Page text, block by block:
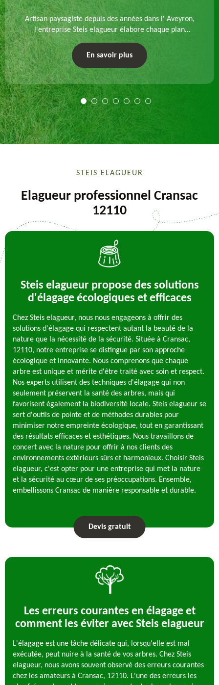
Artisan paysagiste depuis des années dans l' Aveyron,
l'entreprise Steis elagueur élabore chaque plan
d'aménagement paysager et exécute les travaux
afférents. Devis gratuit et sur mesure.
En savoir plus
STEIS ELAGUEUR
Elagueur professionnel Cransac
12110
Steis elagueur propose des solutions
d'élagage écologiques et efficaces
Chez Steis elagueur, nous nous engageons à offrir des
solutions d'élagage qui respectent autant la beauté de la
nature que la nécessité de la sécurité. Située à Cransac,
12110, notre entreprise se distingue par son approche
écologique et innovante. Nous comprenons que chaque
arbre est unique et mérite d'être traité avec soin et respect.
Nos experts utilisent des techniques d'élagage qui non
seulement préservent la santé des arbres, mais qui
favorisent également la biodiversité locale. Steis elagueur se
sert d'outils de pointe et de méthodes durables pour
minimiser notre empreinte écologique, tout en garantissant
des résultats efficaces et esthétiques. Nous travaillons de
concert avec la nature pour offrir à nos clients des
environnements extérieurs sûrs et harmonieux. Choisir Steis
elagueur, c'est opter pour une entreprise qui met la nature
et la sécurité au cœur de ses préoccupations. Ensemble,
embellissons Cransac de manière responsable et durable.
Devis gratuit
Les erreurs courantes en élagage et
comment les éviter avec Steis elagueur
L'élagage est une tâche délicate qui, lorsqu'elle est mal
exécutée, peut nuire à la santé de vos arbres. Chez Steis
elagueur, nous avons souvent observé des erreurs courantes
chez les amateurs à Cransac, 12110. L'une des erreurs les